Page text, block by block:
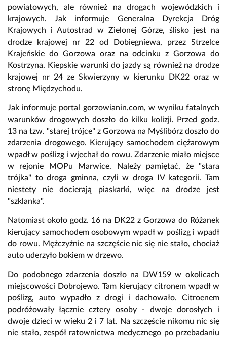
powiatowych, ale również na drogach wojewódzkich i
krajowych. Jak informuje Generalna Dyrekcja Dróg
Krajowych i Autostrad w Zielonej Górze, ślisko jest na
drodze krajowej nr 22 od Dobiegniewa, przez Strzelce
Krajeńskie do Gorzowa oraz na odcinku z Gorzowa do
Kostrzyna. Kiepskie warunki do jazdy są również na drodze
krajowej nr 24 ze Skwierzyny w kierunku DK22 oraz w
stronę Międzychodu.
Jak informuje portal gorzowianin.com, w wyniku fatalnych
warunków drogowych doszło do kilku kolizji. Przed godz.
13 na tzw. "starej trójce" z Gorzowa na Myślibórz doszło do
zdarzenia drogowego. Kierujący samochodem ciężarowym
wpadł w poślizg i wjechał do rowu. Zdarzenie miało miejsce
w rejonie MOPu Marwice. Należy pamiętać, że "stara
trójka" to droga gminna, czyli w droga IV kategorii. Tam
niestety nie docierają piaskarki, więc na drodze jest
"szklanka".
Natomiast około godz. 16 na DK22 z Gorzowa do Różanek
kierujący samochodem osobowym wpadł w poślizg i wpadł
do rowu. Mężczyźnie na szczęście nic się nie stało, chociaż
auto uderzyło bokiem w drzewo.
Do podobnego zdarzenia doszło na DW159 w okolicach
miejscowości Dobrojewo. Tam kierujący citronem wpadł w
poślizg, auto wypadło z drogi i dachowało. Citroenem
podróżowały łącznie cztery osoby - dwoje dorosłych i
dwoje dzieci w wieku 2 i 7 lat. Na szczęście nikomu nic się
nie stało, zespół ratownictwa medycznego po przebadaniu